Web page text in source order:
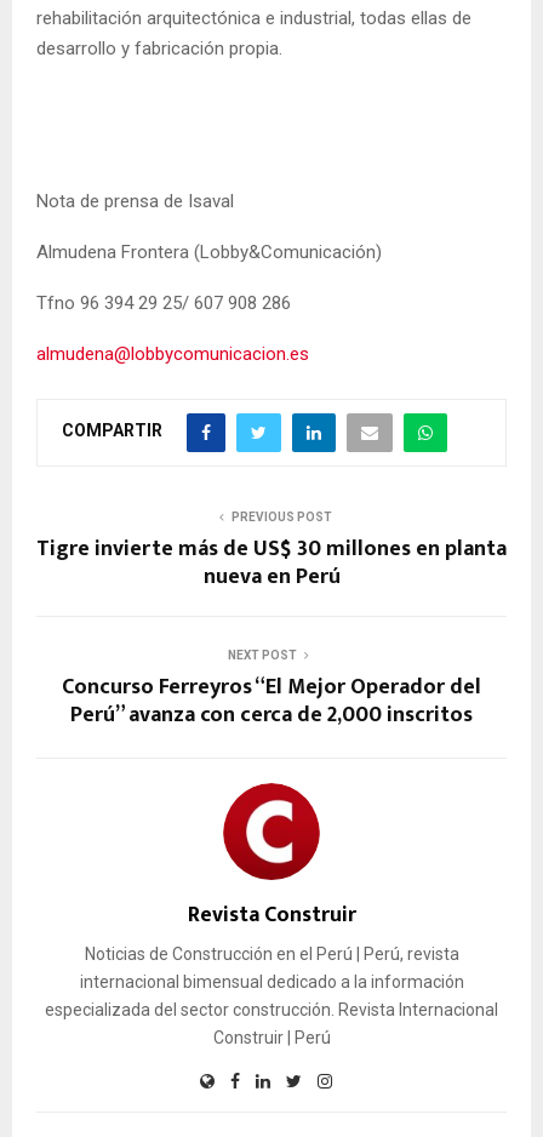
rehabilitación arquitectónica e industrial, todas ellas de
desarrollo y fabricación propia.
Nota de prensa de Isaval
Almudena Frontera (Lobby&Comunicación)
Tfno 96 394 29 25/ 607 908 286
almudena@lobbycomunicacion.es
COMPARTIR
PREVIOUS POST
Tigre invierte más de US$ 30 millones en planta
nueva en Perú
NEXT POST
Concurso Ferreyros “El Mejor Operador del
Perú” avanza con cerca de 2,000 inscritos
Revista Construir
Noticias de Construcción en el Perú | Perú, revista
internacional bimensual dedicado a la información
especializada del sector construcción. Revista Internacional
Construir | Perú